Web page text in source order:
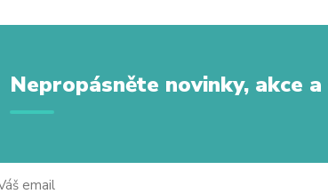
Nepropásněte novinky, akce